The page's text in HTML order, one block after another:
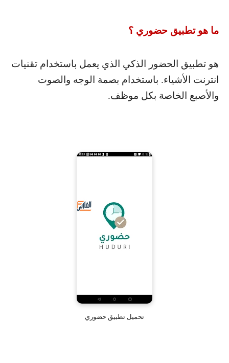
ما هو تطبيق حضوري ؟
هو تطبيق الحضور الذكي الذي يعمل باستخدام تقنيات
انترنت الأشياء. باستخدام بصمة الوجه والصوت
والأصبع الخاصة بكل موظف.
تحميل تطبيق حضوري